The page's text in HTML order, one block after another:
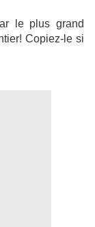
le plus grand
Copiez-le si